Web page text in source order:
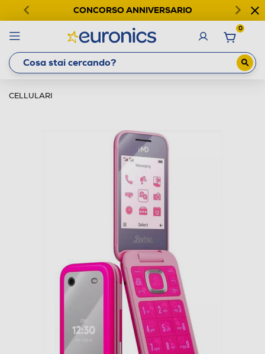
CONCORSO ANNIVERSARIO
0
CELLULARI